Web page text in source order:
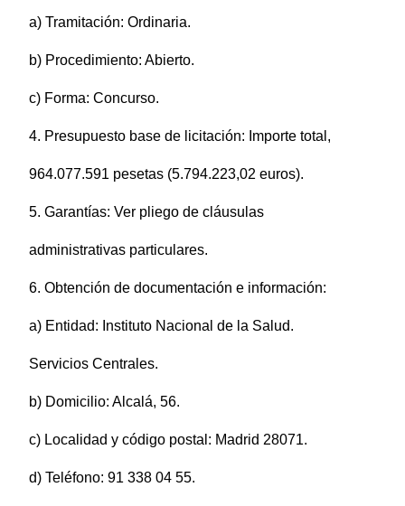
a) Tramitación: Ordinaria.
b) Procedimiento: Abierto.
c) Forma: Concurso.
4. Presupuesto base de licitación: Importe total,
964.077.591 pesetas (5.794.223,02 euros).
5. Garantías: Ver pliego de cláusulas
administrativas particulares.
6. Obtención de documentación e información:
a) Entidad: Instituto Nacional de la Salud.
Servicios Centrales.
b) Domicilio: Alcalá, 56.
c) Localidad y código postal: Madrid 28071.
d) Teléfono: 91 338 04 55.